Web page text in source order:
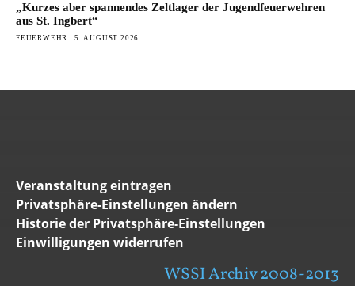
„Kurzes aber spannendes Zeltlager der Jugendfeuerwehren
aus St. Ingbert“
FEUERWEHR 5. AUGUST 2026
Veranstaltung eintragen
Privatsphäre-Einstellungen ändern
Historie der Privatsphäre-Einstellungen
Einwilligungen widerrufen
WSSI Archiv 2008-2013